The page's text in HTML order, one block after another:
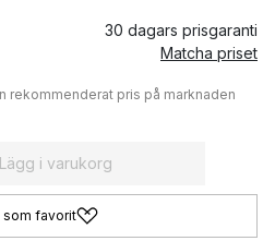
30 dagars prisgaranti
Matcha priset
rekommenderat pris på marknaden
Lägg i varukorg
som favorit